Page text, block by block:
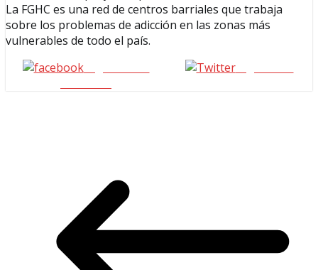
La FGHC es una red de centros barriales que trabaja
sobre los problemas de adicción en las zonas más
vulnerables de todo el país.
Seguinos en
seguinos X